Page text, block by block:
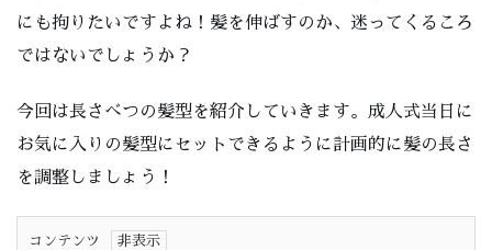
にも拘りたいですよね！髪を伸ばすのか、迷ってくるころ
ではないでしょうか？
今回は長さべつの髪型を紹介していきます。成人式当日に
お気に入りの髪型にセットできるように計画的に髪の長さ
を調整しましょう！
コンテンツ